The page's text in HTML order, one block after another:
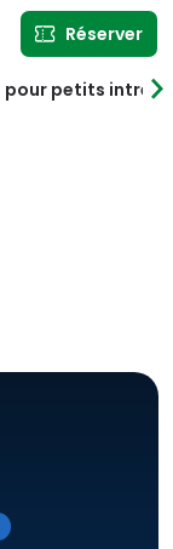
Réserver
pour petits